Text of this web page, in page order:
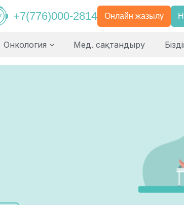
+7(776)000-2814 Онлайн жазылу
Онкология Мед. сақтандыру